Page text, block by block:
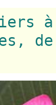
de